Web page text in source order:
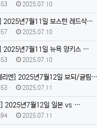
2025.07.10
2025년7월11일 보스턴 레드삭…
2025.07.10
2025년7월11일 뉴욕 양키스 …
2025.07.10
리엔] 2025년7월12일 보되/글림…
2025.07.11
] 2025년7월12일 일본 vs …
2025.07.11